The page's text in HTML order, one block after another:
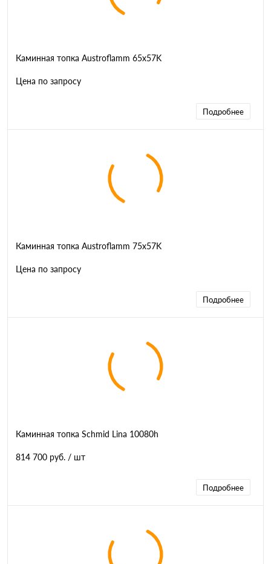
Каминная топка Austroflamm 65x57K
Цена по запросу
Подробнее
Каминная топка Austroflamm 75x57K
Цена по запросу
Подробнее
Каминная топка Schmid Lina 10080h
814 700 руб. / шт
Подробнее